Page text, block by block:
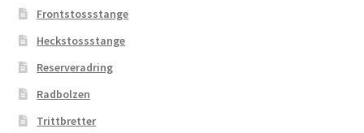
Frontstossstange
Heckstossstange
Reserveradring
Radbolzen
Trittbretter